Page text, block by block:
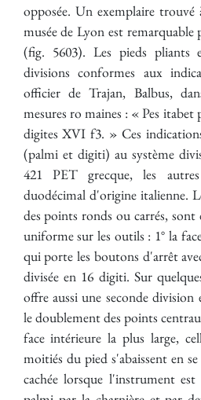
opposée. Un exemplaire trouvé
musée de Lyon est remarquable
(fig. 5603). Les pieds pliants
divisions conformes aux
officier de Trajan, Balbus,
mesures ro maines : « Pes
digites XVI f3. » Ces
(palmi et digiti) au système
421 PET grecque, les
duodécimal d'origine italienne.
des points ronds ou carrés, sont
uniforme sur les outils : 1° la
qui porte les boutons d'arrêt
divisée en 16 digiti. Sur
offre aussi une seconde
le doublement des points
face intérieure la plus large,
moitiés du pied s'abaissent en
cachée lorsque l'instrument